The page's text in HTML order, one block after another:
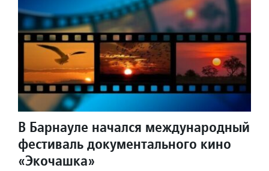
В Барнауле начался международный
фестиваль документального кино
«Экочашка»